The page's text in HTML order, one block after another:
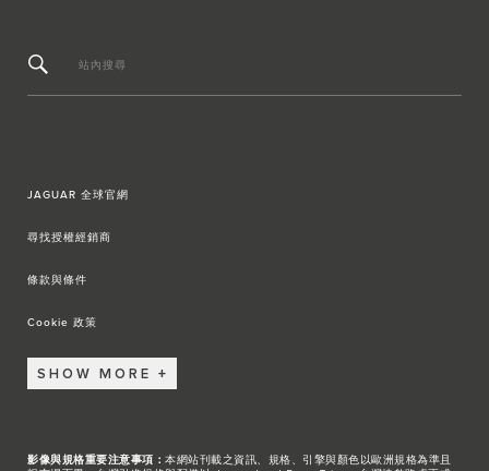
站內搜尋
JAGUAR 全球官網
尋找授權經銷商
條款與條件
Cookie 政策
SHOW MORE
影像與規格重要注意事項： 本網站刊載之資訊、規格、引擎與顏色以歐洲規格為準且